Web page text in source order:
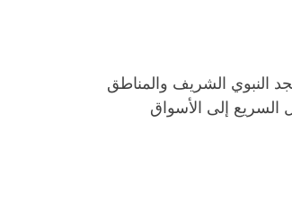
النبوي الشريف والمناطق
السريع إلى الأسواق